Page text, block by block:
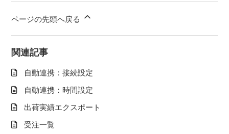
ページの先頭へ戻る
関連記事
自動連携：接続設定
自動連携：時間設定
出荷実績エクスポート
受注一覧